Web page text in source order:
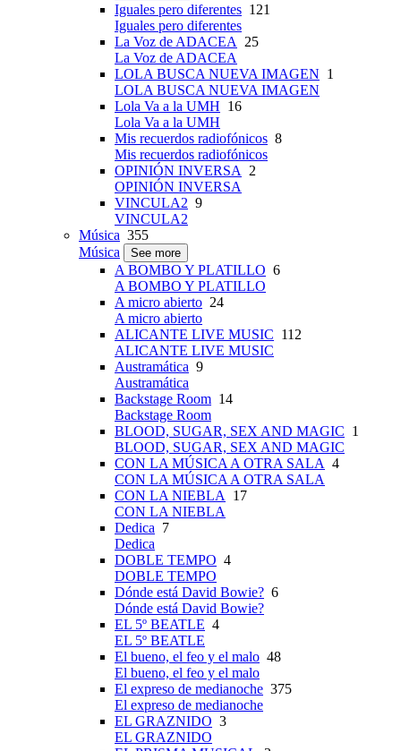
Iguales pero diferentes 121
Iguales pero diferentes
La Voz de ADACEA
25
La Voz de ADACEA
LOLA BUSCA NUEVA IMAGEN 1
LOLA BUSCA NUEVA IMAGEN
Lola Va a la UMH 16
Lola Va a la UMH
Mis recuerdos radiofónicos 8
Mis recuerdos radiofónicos
OPINIÓN INVERSA
2
OPINIÓN INVERSA
VINCULA2 9
VINCULA2
Música 355
Música
See more
A BOMBO Y PLATILLO 6
A BOMBO Y PLATILLO
A micro abierto 24
A micro abierto
ALICANTE LIVE MUSIC 112
ALICANTE LIVE MUSIC
Austramática 9
Austramática
Backstage Room 14
Backstage Room
BLOOD, SUGAR, SEX AND MAGIC 1
BLOOD, SUGAR, SEX AND MAGIC
CON LA MÚSICA A OTRA SALA 4
CON LA MÚSICA A OTRA SALA
CON LA NIEBLA
17
CON LA NIEBLA
Dedica 7
Dedica
DOBLE TEMPO 4
DOBLE TEMPO
Dónde está David Bowie? 6
Dónde está David Bowie?
EL 5º BEATLE 4
EL 5º BEATLE
El bueno, el feo y el malo 48
El bueno, el feo y el malo
El expreso de medianoche 375
El expreso de medianoche
EL GRAZNIDO 3
EL GRAZNIDO